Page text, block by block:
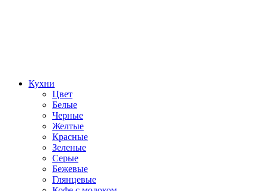
Кухни
Цвет
Белые
Черные
Желтые
Красные
Зеленые
Серые
Бежевые
Глянцевые